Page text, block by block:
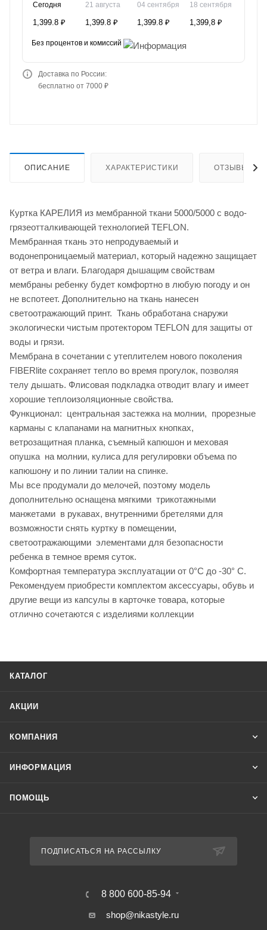
Сегодня
1,399.8 ₽
21 августа
1,399.8 ₽
04 сентября
1,399.8 ₽
18 сентября
1,399,8 ₽
Без процентов и комиссий
Доставка по России:
бесплатно от 7000 ₽
ОПИСАНИЕ ХАРАКТЕРИСТИКИ ОТЗЫВЫ
Куртка КАРЕЛИЯ из мембранной ткани 5000/5000 с водо-
грязеотталкивающей технологией TEFLON.
Мембранная ткань это непродуваемый и
водонепроницаемый материал, который надежно защищает
от ветра и влаги. Благодаря дышащим свойствам
мембраны ребенку будет комфортно в любую погоду и он
не вспотеет. Дополнительно на ткань нанесен
светоотражающий принт. Ткань обработана снаружи
экологически чистым протектором TEFLON для защиты от
воды и грязи.
Мембрана в сочетании с утеплителем нового поколения
FIBERlite сохраняет тепло во время прогулок, позволяя
телу дышать. Флисовая подкладка отводит влагу и имеет
хорошие теплоизоляционные свойства.
Функционал: центральная застежка на молнии, прорезные
карманы с клапанами на магнитных кнопках,
ветрозащитная планка, съемный капюшон и меховая
опушка на молнии, кулиса для регулировки объема по
капюшону и по линии талии на спинке.
Мы все продумали до мелочей, поэтому модель
дополнительно оснащена мягкими трикотажными
манжетами в рукавах, внутренними бретелями для
возможности снять куртку в помещении,
светоотражающими элементами для безопасности
ребенка в темное время суток.
Комфортная температура эксплуатации от 0°С до -30° С.
Рекомендуем приобрести комплектом аксессуары, обувь и
другие вещи из капсулы в карточке товара, которые
отлично сочетаются с изделиями коллекции
КАТАЛОГ
АКЦИИ
КОМПАНИЯ
ИНФОРМАЦИЯ
ПОМОЩЬ
ПОДПИСАТЬСЯ НА РАССЫЛКУ
8 800 600-85-94
shop@nikastyle.ru